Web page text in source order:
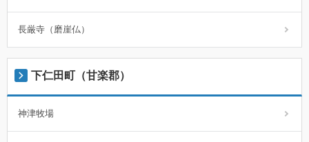
長厳寺（磨崖仏）
下仁田町（甘楽郡）
神津牧場